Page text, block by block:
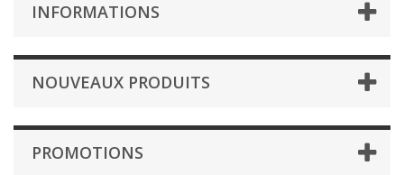
INFORMATIONS
NOUVEAUX PRODUITS
PROMOTIONS